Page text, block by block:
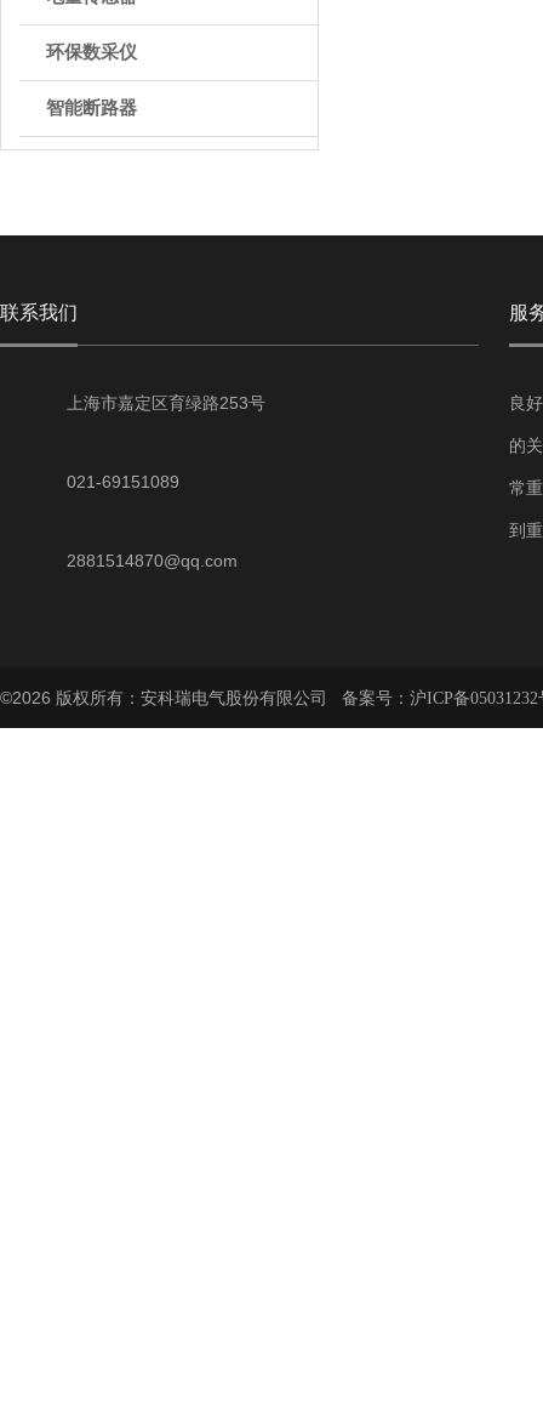
环保数采仪
智能断路器
联系我们
上海市嘉定区育绿路253号
021-69151089
2881514870@qq.com
服
良
的
常
到
©2026 版权所有：安科瑞电气股份有限公司 备案号： 沪ICP备05031232